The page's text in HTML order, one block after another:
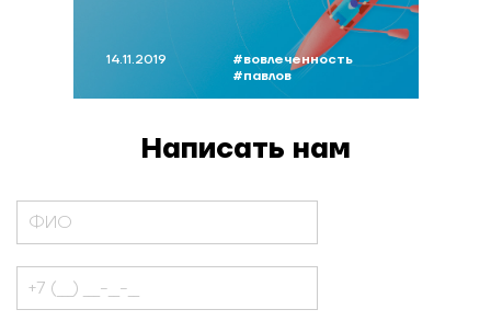
14.11.2019
#вовлеченность
#павлов
Написать нам